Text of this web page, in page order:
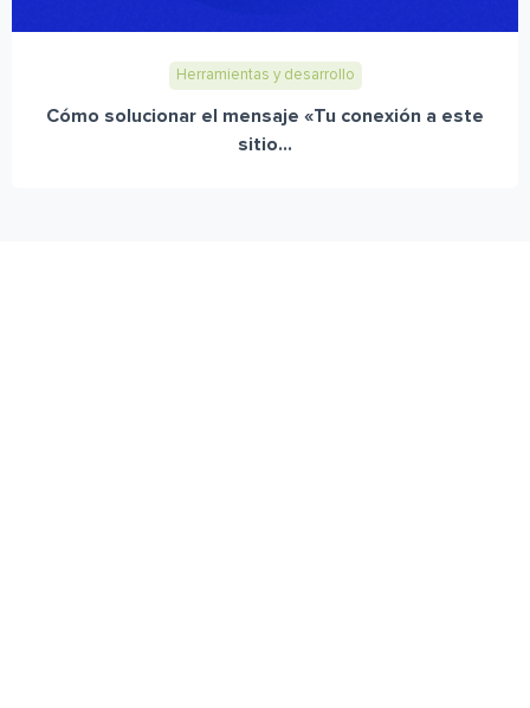
Herramientas y desarrollo
Cómo solucionar el mensaje «Tu conexión a este
sitio...